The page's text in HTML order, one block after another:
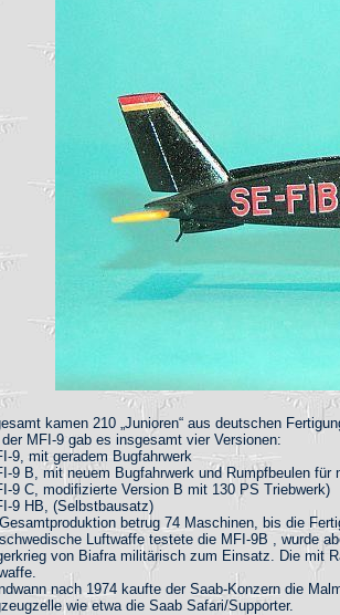
kamen 210 „Junioren“ aus deutschen
MFI-9 gab es insgesamt vier Versionen:
9, mit geradem Bugfahrwerk
9 B, mit neuem Bugfahrwerk und Rumpfbeulen für
9 C, modifizierte Version B mit 130 PS Triebwerk)
9 HB, (Selbstbausatz)
betrug 74 Maschinen, bis die
Luftwaffe testete die MFI-9B , wurde
von Biafra militärisch zum Einsatz. Die mit
nach 1974 kaufte der Saab-Konzern die
wie etwa die Saab Safari/Supporter.